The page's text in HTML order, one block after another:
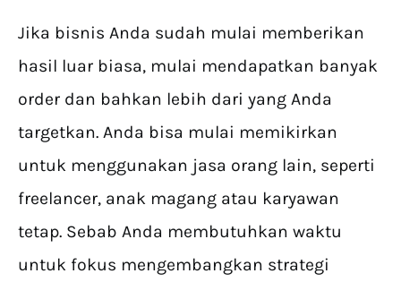
Jika bisnis Anda sudah mulai memberikan
hasil luar biasa, mulai mendapatkan banyak
order dan bahkan lebih dari yang Anda
targetkan. Anda bisa mulai memikirkan
untuk menggunakan jasa orang lain, seperti
freelancer, anak magang atau karyawan
tetap. Sebab Anda membutuhkan waktu
untuk fokus mengembangkan strategi